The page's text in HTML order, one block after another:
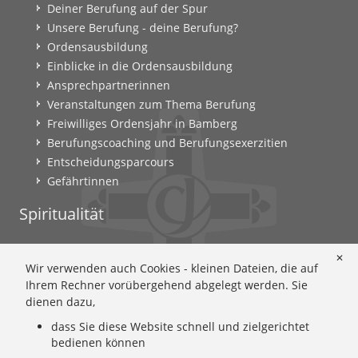
Deiner Berufung auf der Spur
Unsere Berufung - deine Berufung?
Ordensausbildung
Einblicke in die Ordensausbildung
Ansprechpartnerinnen
Veranstaltungen zum Thema Berufung
Freiwilliges Ordensjahr in Bamberg
Berufungscoaching und Berufungsexerzitien
Entscheidungsparcours
Gefährtinnen
Spiritualität
Ignatianisch beten: Wie geht das? Eine Anleitung
Ignatianisch und weiblich: Mary Wards Spiritualität
Mary-Ward: Geschichte und Texte im Überblick
Mary Ward 400: Mary Wards erster Weg nach Rom
Spirituelle Impulse
✕
Wir verwenden auch Cookies - kleinen Dateien, die auf
Ihrem Rechner vorübergehend abgelegt werden. Sie
dienen dazu,
dass Sie diese Website schnell und zielgerichtet
bedienen können